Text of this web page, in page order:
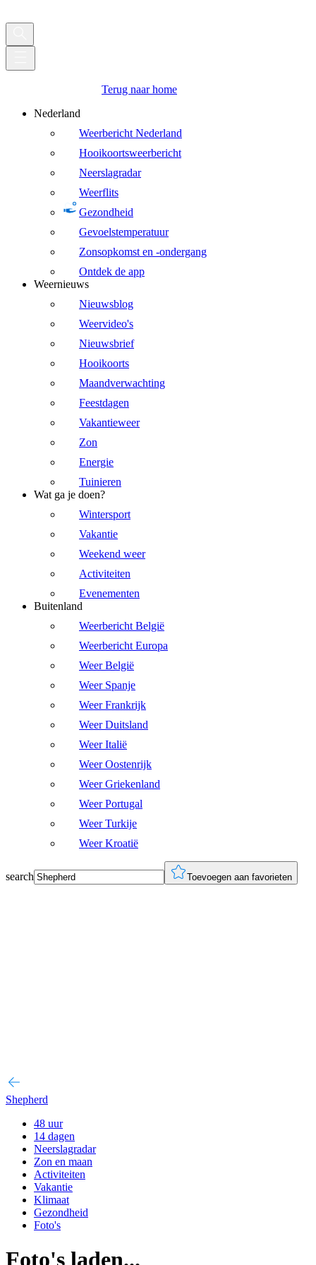
Terug naar home
Nederland
Weerbericht Nederland
Hooikoortsweerbericht
Neerslagradar
Weerflits
Gezondheid
Gevoelstemperatuur
Zonsopkomst en -ondergang
Ontdek de app
Weernieuws
Nieuwsblog
Weervideo's
Nieuwsbrief
Hooikoorts
Maandverwachting
Feestdagen
Vakantieweer
Zon
Energie
Tuinieren
Wat ga je doen?
Wintersport
Vakantie
Weekend weer
Activiteiten
Evenementen
Buitenland
Weerbericht België
Weerbericht Europa
Weer België
Weer Spanje
Weer Frankrijk
Weer Duitsland
Weer Italië
Weer Oostenrijk
Weer Griekenland
Weer Portugal
Weer Turkije
Weer Kroatië
search Toevoegen aan favorieten
Shepherd
48 uur
14 dagen
Neerslagradar
Zon en maan
Activiteiten
Vakantie
Klimaat
Gezondheid
Foto's
Foto's laden...